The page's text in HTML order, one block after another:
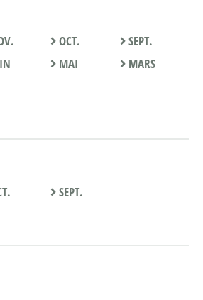
OCT.
SEPT.
MAI
MARS
SEPT.